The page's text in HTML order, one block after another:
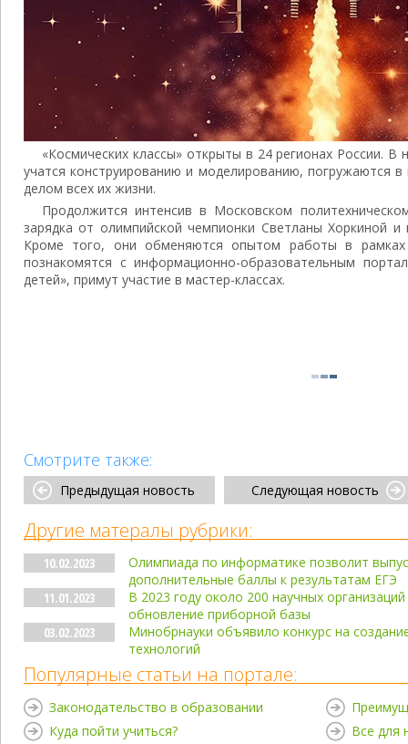
«Космических классы» открыты в 24 регионах России. В
учатся конструированию и моделированию, погружаются
делом всех их жизни.
Продолжится интенсив в Московском
зарядка от олимпийской чемпионки Светланы Хоркиной
Кроме того, они обменяются опытом работы в рамках
познакомятся с информационно-образовательным
детей», примут участие в мастер-классах.
Смотрите также:
Предыдущая новость Следующая новость
Другие матералы рубрики:
10.02.2023
Олимпиада по информатике позволит
дополнительные баллы к результатам ЕГЭ
11.01.2023
В 2023 году около 200 научных
обновление приборной базы
03.02.2023
Минобрнауки объявило конкурс на
технологий
Популярные статьи на портале:
Законодательство в образовании
Куда пойти учиться?
Все для